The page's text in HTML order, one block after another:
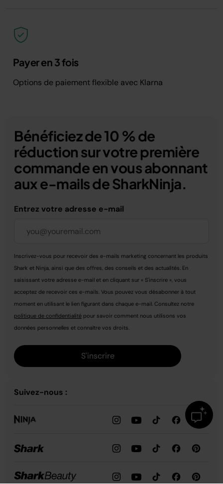
Payer en 3 fois
Options de paiement flexible avec Klarna
Bénéficiez de 10 % de
réduction sur votre première
commande en vous abonnant
aux e-mails de SharkNinja.
Entrez votre adresse e-mail
Inscrivez-vous pour recevoir des e-mails marketing concernant les produits
Shark et Ninja, ainsi que des offres, des conseils et des actualités. En
saisissant votre adresse e-mail et en cliquant sur « S'inscrire », vous
acceptez de recevoir ces e-mails. Vous pouvez vous désabonner à tout
moment en utilisant le lien figurant dans chaque e-mail. Consultez notre
politique de confidentialité pour savoir comment nous utilisons vos
données personnelles et connaître vos droits.
S'inscrire
Suivez-nous :